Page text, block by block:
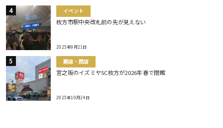
イベント
枚方市駅中央改札前の先が見えない
2025年9月21日
開店・閉店
宮之阪のイズミヤSC枚方が2026年春で閉館
2025年10月24日